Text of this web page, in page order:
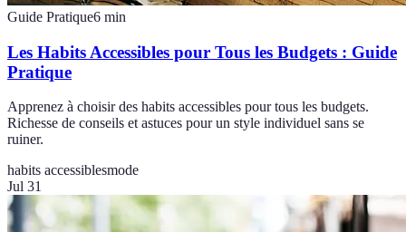
Guide Pratique6 min
Les Habits Accessibles pour Tous les Budgets : Guide
Pratique
Apprenez à choisir des habits accessibles pour tous les budgets.
Richesse de conseils et astuces pour un style individuel sans se
ruiner.
habits accessiblesmode
Jul 31